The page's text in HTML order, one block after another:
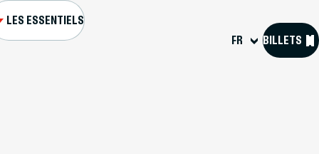
LES ESSENTIELS
FR BILLETS